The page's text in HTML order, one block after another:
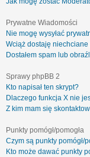
Prywatne Wiadomości
Nie mogę wysyłać
Wciąż dostaję
Dostałem spam lub
Sprawy phpBB 2
Kto napisał ten skrypt?
Dlaczego funkcja X nie
Z kim mam się
Punkty pomógł/pomogła
Czym są punkty pomógł/
Kto może dawać punkty